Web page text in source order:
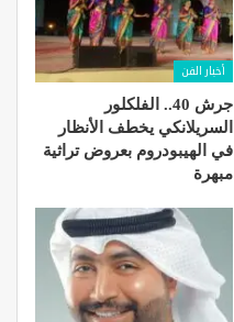
أخبار الفن
جرش 40.. الفلكلور
السريلانكي يخطف الأنظار
في الهيبودروم بعروض تراثية
مبهرة